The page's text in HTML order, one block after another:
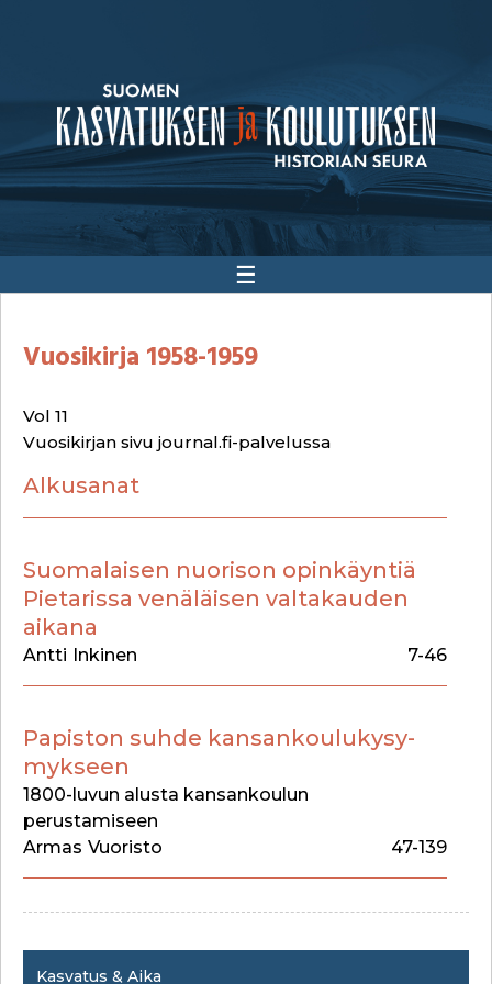
☰
Vuosikirja 1958-1959
Vol 11
Vuosikirjan sivu journal.fi-palvelussa
Alkusanat
Suomalaisen nuorison opinkäyntiä
Pietarissa venäläisen valtakauden
aikana
Antti Inkinen 7-46
Papiston suhde kansankoulukysy-
mykseen
1800-luvun alusta kansankoulun
perustamiseen
Armas Vuoristo 47-139
Kasvatus & Aika